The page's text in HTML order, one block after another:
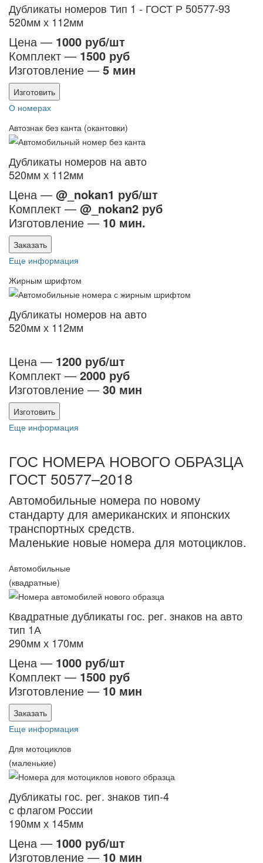
Дубликаты номеров Тип 1 - ГОСТ Р 50577-93
520мм х 112мм
Цена — 1000 руб/шт
Комплект — 1500 руб
Изготовление — 5 мин
Изготовить
О номерах
Автознак без канта (окантовки)
Дубликаты номеров на авто
520мм х 112мм
Цена — @_nokan1 руб/шт
Комплект — @_nokan2 руб
Изготовление — 10 мин.
Заказать
Еще информация
Жирным шрифтом
Дубликаты номеров на авто
520мм х 112мм
Цена — 1200 руб/шт
Комплект — 2000 руб
Изготовление — 30 мин
Изготовить
Еще информация
ГОС НОМЕРА НОВОГО ОБРАЗЦА
ГОСТ 50577–2018
Автомобильные номера по новому
стандарту для американских и японских
транспортных средств.
Маленькие новые номера для мотоциклов.
Автомобильные
(квадратные)
Квадратные дубликаты гос. рег. знаков на авто
тип 1А
290мм х 170мм
Цена — 1000 руб/шт
Комплект — 1500 руб
Изготовление — 10 мин
Заказать
Еще информация
Для мотоциклов
(маленькие)
Дубликаты гос. рег. знаков тип-4
с флагом России
190мм х 145мм
Цена — 1000 руб/шт
Изготовление — 10 мин